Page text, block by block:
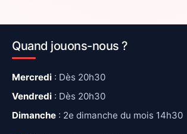
Quand jouons-nous ?
Mercredi : Dès 20h30
Vendredi : Dès 20h30
Dimanche : 2e dimanche du mois 14h30